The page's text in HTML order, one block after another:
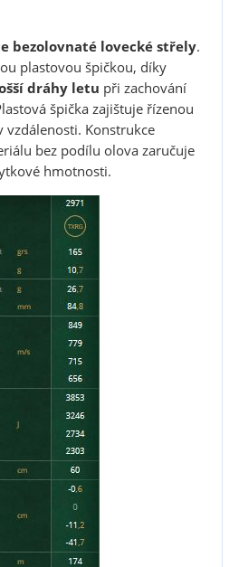
bezolovnaté lovecké střely.
plastovou špičkou, díky
dráhy letu při zachování
špička zajištuje řízenou
Konstrukce
bez podílu olova zaručuje
hmotnosti.